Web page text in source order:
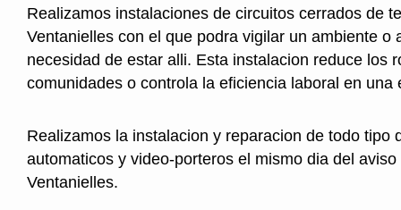
Realizamos instalaciones de circuitos cerrados de
Ventanielles con el que podra vigilar un ambiente o
necesidad de estar alli. Esta instalacion reduce los
comunidades o controla la eficiencia laboral en una
Realizamos la instalacion y reparacion de todo tipo
automaticos y video-porteros el mismo dia del aviso
Ventanielles.